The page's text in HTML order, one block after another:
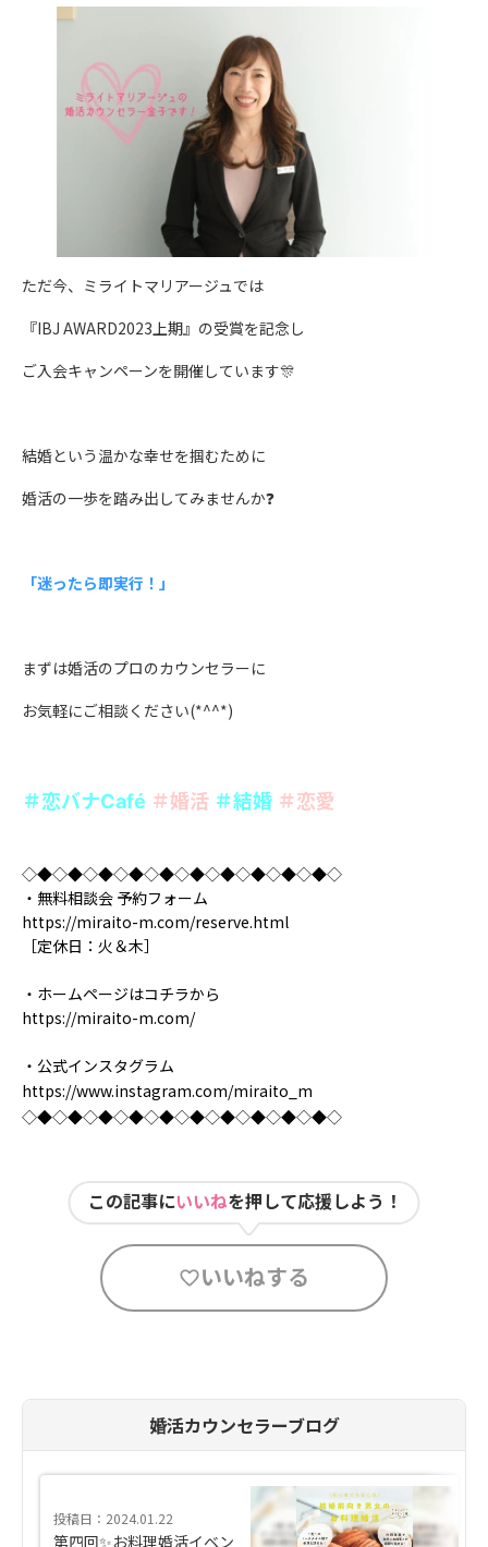
ただ今、ミライトマリアージュでは
『IBJ AWARD2023上期』の受賞を記念し
ご入会キャンペーンを開催しています🎊
結婚という温かな幸せを掴むために
婚活の一歩を踏み出してみませんか❓
「迷ったら即実行！」
まずは婚活のプロのカウンセラーに
お気軽にご相談ください(*^^*)
＃恋バナCafé ＃婚活 ＃結婚 ＃恋愛
◇◆◇◆◇◆◇◆◇◆◇◆◇◆◇◆◇◆◇◆◇
・無料相談会 予約フォーム
https://miraito-m.com/reserve.html
［定休日：火＆木］
・ホームページはコチラから
https://miraito-m.com/
・公式インスタグラム
https://www.instagram.com/miraito_m
◇◆◇◆◇◆◇◆◇◆◇◆◇◆◇◆◇◆◇◆◇
この記事にいいねを押して応援しよう！
いいねする
婚活カウンセラーブログ
投稿日：2024.01.22
第四回✨お料理婚活イベン